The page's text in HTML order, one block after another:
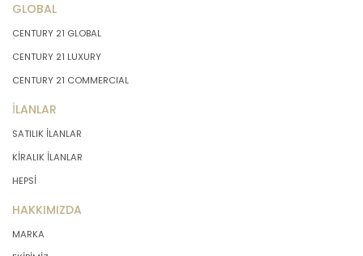
GLOBAL
CENTURY 21 GLOBAL
CENTURY 21 LUXURY
CENTURY 21 COMMERCIAL
İLANLAR
SATILIK İLANLAR
KİRALIK İLANLAR
HEPSİ
HAKKIMIZDA
MARKA